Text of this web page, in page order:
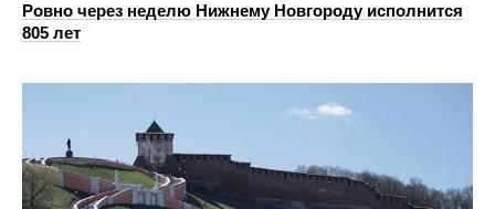
Ровно через неделю Нижнему Новгороду исполнится
805 лет